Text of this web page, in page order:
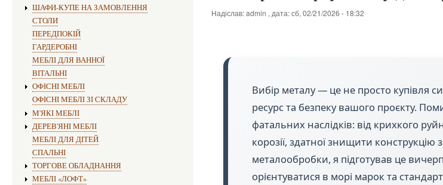
Надіслав:admin , дата:сб, 02/21/2026 - 18:32
Вибір металу — це не просто купівля
ресурс та безпеку вашого проєкту.
фатальних наслідків: від крихкого
корозії, здатної знищити конструкцію
металообробки, я підготував це
орієнтуватися в морі марок та
ШАФИ-КУПЕ НА ЗАМОВЛЕННЯ
СТОЛИ
ПЕРЕДПОКІЙ
ГАРДЕРОБНІ
МЕБЛІ ДЛЯ ВАННОЇ
ВІТАЛЬНІ
ОФІСНІ МЕБЛІ
ОФІСНІ МЕБЛІ ЗІ СКЛАДУ
М'ЯКІ МЕБЛІ
ДЕРЕВ'ЯНІ МЕБЛІ
МЕБЛІ ДЛЯ ДІТЕЙ
СПАЛЬНІ
ТОРГОВЕ ОБЛАДНАННЯ
МЕБЛІ «ЛОФТ»